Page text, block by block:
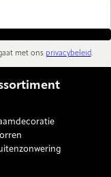
met ons privacybeleid.